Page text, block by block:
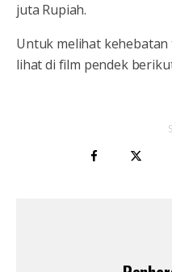
juta Rupiah.
Untuk melihat
lihat di film pendek